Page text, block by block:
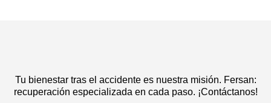
Tu bienestar tras el accidente es nuestra misión. Fersan:
recuperación especializada en cada paso. ¡Contáctanos!